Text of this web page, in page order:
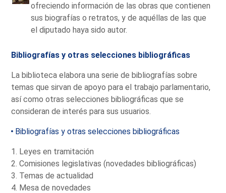
ofreciendo información de las obras que contienen
sus biografías o retratos, y de aquéllas de las que
el diputado haya sido autor.
Bibliografías y otras selecciones bibliográficas
La biblioteca elabora una serie de bibliografías sobre
temas que sirvan de apoyo para el trabajo parlamentario,
así como otras selecciones bibliográficas que se
consideran de interés para sus usuarios.
Bibliografías y otras selecciones bibliográficas
1. Leyes en tramitación
2. Comisiones legislativas (novedades bibliográficas)
3. Temas de actualidad
4. Mesa de novedades